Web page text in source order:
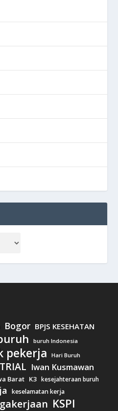
Bogor BPJS KESEHATAN
buruh Indonesia
pekerja Hari Buruh
Iwan Kusmawan
Barat K3 kesejahteraan buruh
keselamatan kerja
KSPI